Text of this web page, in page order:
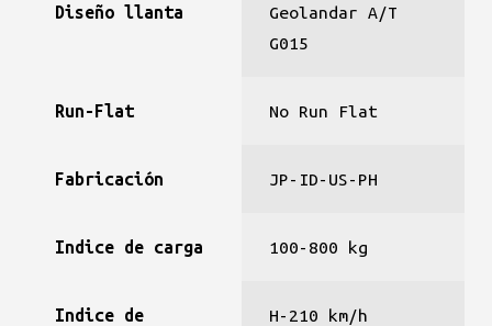
Diseño llanta
Geolandar A/T
G015
Run-Flat No Run Flat
Fabricación JP-ID-US-PH
Indice de carga 100-800 kg
Indice de
H-210 km/h